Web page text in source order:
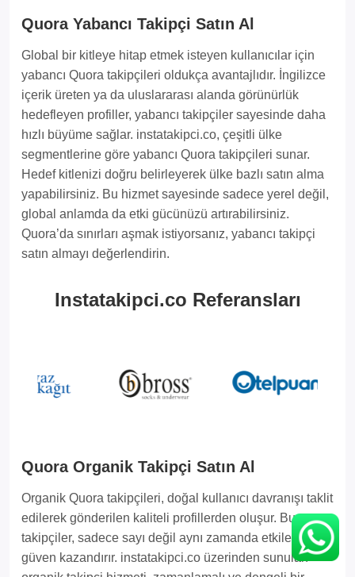
Quora Yabancı Takipçi Satın Al
Global bir kitleye hitap etmek isteyen kullanıcılar için
yabancı Quora takipçileri oldukça avantajlıdır. İngilizce
içerik üreten ya da uluslararası alanda görünürlük
hedefleyen profiller, yabancı takipçiler sayesinde daha
hızlı büyüme sağlar. instatakipci.co, çeşitli ülke
segmentlerine göre yabancı Quora takipçileri sunar.
Hedef kitlenizi doğru belirleyerek ülke bazlı satın alma
yapabilirsiniz. Bu hizmet sayesinde sadece yerel değil,
global anlamda da etki gücünüzü artırabilirsiniz.
Quora’da sınırları aşmak istiyorsanız, yabancı takipçi
satın almayı değerlendirin.
Instatakipci.co Referansları
Quora Organik Takipçi Satın Al
Organik Quora takipçileri, doğal kullanıcı davranışı taklit
edilerek gönderilen kaliteli profillerden oluşur. Bu
takipçiler, sadece sayı değil aynı zamanda etkileşim ve
güven kazandırır. instatakipci.co üzerinden sunulan